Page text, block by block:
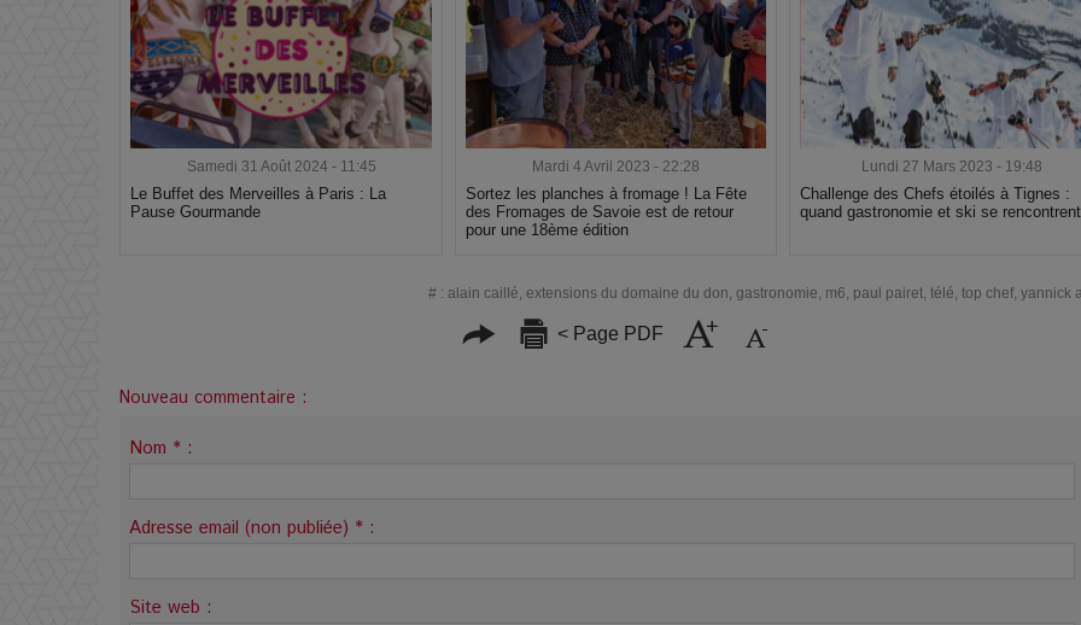
Samedi 31 Août 2024 - 11:45
Le Buffet des Merveilles à Paris : La
Pause Gourmande
Mardi 4 Avril 2023 - 22:28
Sortez les planches à fromage ! La Fête
des Fromages de Savoie est de retour
pour une 18ème édition
Lundi 27 Mars 2023 - 19:48
Challenge des Chefs étoilés à Tignes :
quand gastronomie et ski se rencontrent
# : alain caillé, extensions du domaine du don, gastronomie, m6, paul pairet, télé, top chef, yannick
< Page PDF
Nouveau commentaire :
Nom * :
Adresse email (non publiée) * :
Site web :